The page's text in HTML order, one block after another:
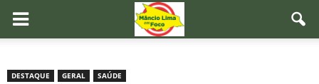
DESTAQUE GERAL SAÚDE